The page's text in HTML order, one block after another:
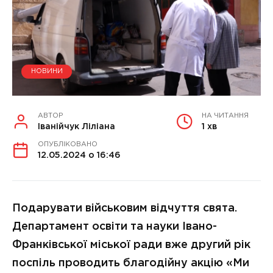
НОВИНИ
АВТОР
Іванійчук Ліліана
НА ЧИТАННЯ
1 хв
ОПУБЛІКОВАНО
12.05.2024 о 16:46
Подарувати військовим відчуття свята.
Департамент освіти та науки Івано-
Франківської міської ради вже другий рік
поспіль проводить благодійну акцію «Ми